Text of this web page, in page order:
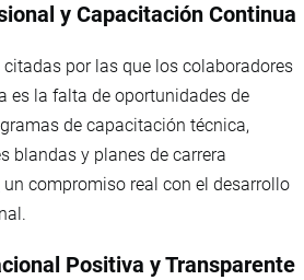
y Capacitación Continua
por las que los colaboradores
es la falta de oportunidades de
de capacitación técnica,
blandas y planes de carrera
un compromiso real con el desarrollo
Positiva y Transparente